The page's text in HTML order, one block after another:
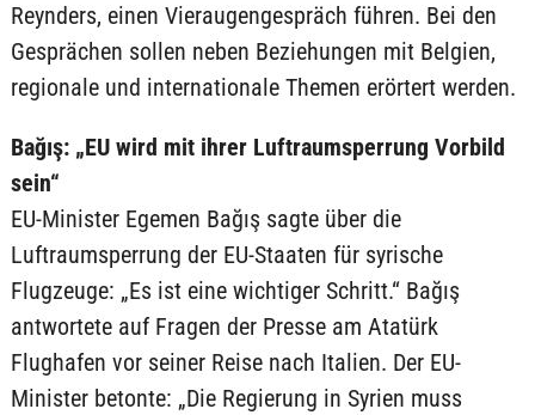
Reynders, einen Vieraugengespräch führen. Bei den
Gesprächen sollen neben Beziehungen mit Belgien,
regionale und internationale Themen erörtert werden.
Bağış: „EU wird mit ihrer Luftraumsperrung Vorbild
sein“
EU-Minister Egemen Bağış sagte über die
Luftraumsperrung der EU-Staaten für syrische
Flugzeuge: „Es ist eine wichtiger Schritt.“ Bağış
antwortete auf Fragen der Presse am Atatürk
Flughafen vor seiner Reise nach Italien. Der EU-
Minister betonte: „Die Regierung in Syrien muss